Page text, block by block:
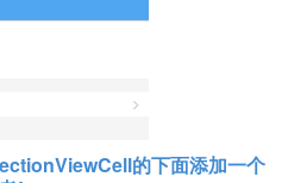
的下面添加一个